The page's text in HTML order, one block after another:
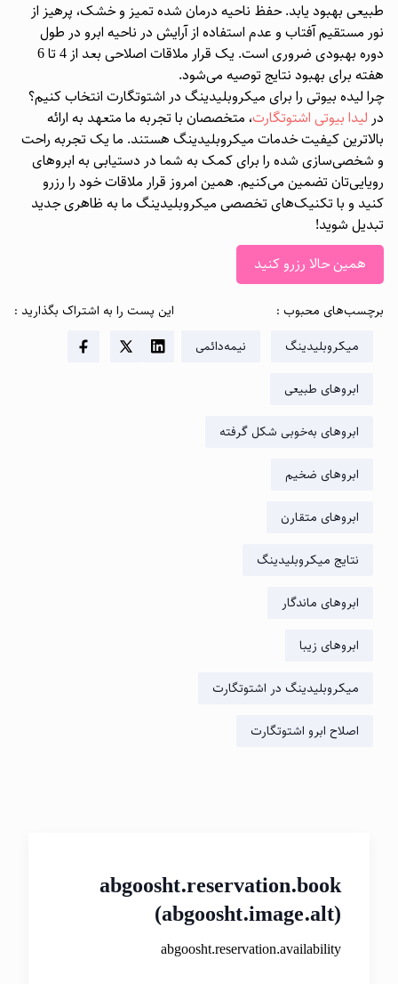
طبیعی بهبود یابد. حفظ ناحیه درمان شده تمیز و خشک، پرهیز از
نور مستقیم آفتاب و عدم استفاده از آرایش در ناحیه ابرو در طول
دوره بهبودی ضروری است. یک قرار ملاقات اصلاحی بعد از 4 تا 6
هفته برای بهبود نتایج توصیه می‌شود.
چرا لیده بیوتی را برای میکروبلیدینگ در اشتوتگارت انتخاب کنیم؟
در لیدا بیوتی اشتوتگارت، متخصصان با تجربه ما متعهد به ارائه
بالاترین کیفیت خدمات میکروبلیدینگ هستند. ما یک تجربه راحت
و شخصی‌سازی شده را برای کمک به شما در دستیابی به ابروهای
رویایی‌تان تضمین می‌کنیم. همین امروز قرار ملاقات خود را رزرو
کنید و با تکنیک‌های تخصصی میکروبلیدینگ ما به ظاهری جدید
تبدیل شوید!
همین حالا رزرو کنید
برچسب‌های محبوب :
میکروبلیدینگ
نیمه‌دائمی
ابروهای طبیعی
ابروهای به‌خوبی شکل‌ گرفته
ابروهای ضخیم
ابروهای متقارن
نتایج میکروبلیدینگ
ابروهای ماندگار
ابروهای زیبا
میکروبلیدینگ در اشتوتگارت
اصلاح ابرو اشتوتگارت
این پست را به اشتراک بگذارید :
abgoosht.reservation.book
(abgoosht.image.alt)
abgoosht.reservation.availability